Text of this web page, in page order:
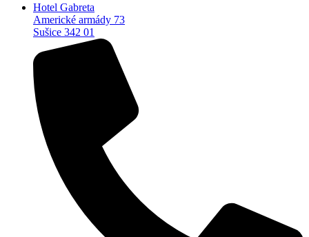
Hotel Gabreta
Americké armády 73
Sušice 342 01